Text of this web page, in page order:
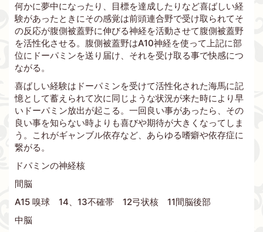
何かに夢中になったり、目標を達成したりなど喜ばしい経
験があったときにその感覚は前頭連合野で受け取られてそ
の反応が腹側被蓋野に伸びる神経を活動させて腹側被蓋野
を活性化させる。腹側被蓋野はA10神経を使って上記に部
位にドーパミンを送り届け、それを受け取る事で快感につ
ながる。
喜ばしい経験はドーパミンを受けて活性化された海馬に記
憶として蓄えられて次に同じような状況が来た時により早
いドーパミン放出が起こる。一回良い事があったら、その
良い事を知らない時よりも喜びや期待が大きくなってしま
う。これがギャンブル依存など、あらゆる嗜癖や依存症に
繋がる。
ドパミンの神経核
間脳
A15 嗅球 14、13不確帯 12弓状核 11間脳後部
中脳